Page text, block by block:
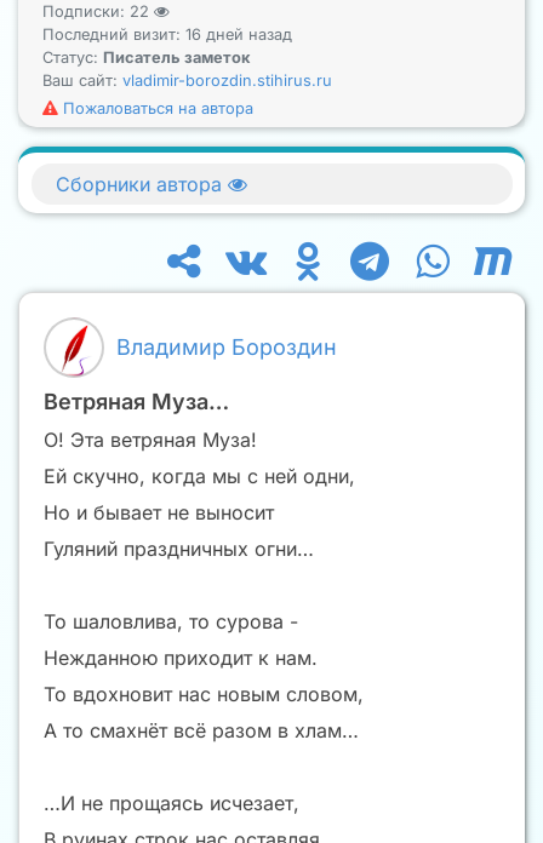
Подписки: 22
Последний визит: 16 дней назад
Статус: Писатель заметок
Ваш сайт: vladimir-borozdin.stihirus.ru
Пожаловаться на автора
Владимир Бороздин
Ветряная Муза…
О! Эта ветряная Муза!
Ей скучно, когда мы с ней одни,
Но и бывает не выносит
Гуляний праздничных огни…
То шаловлива, то сурова -
Нежданною приходит к нам.
То вдохновит нас новым словом,
А то смахнёт всё разом в хлам…
…И не прощаясь исчезает,
Сборники автора